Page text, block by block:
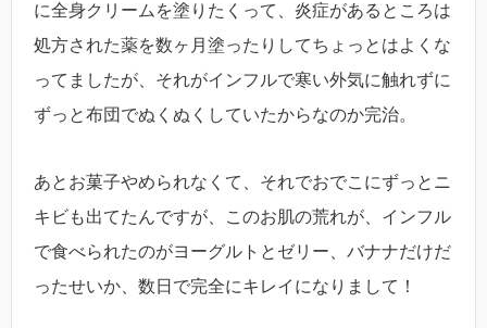
に全身クリームを塗りたくって、炎症があるところは
処方された薬を数ヶ月塗ったりしてちょっとはよくな
ってましたが、それがインフルで寒い外気に触れずに
ずっと布団でぬくぬくしていたからなのか完治。
あとお菓子やめられなくて、それでおでこにずっとニ
キビも出てたんですが、このお肌の荒れが、インフル
で食べられたのがヨーグルトとゼリー、バナナだけだ
ったせいか、数日で完全にキレイになりまして！